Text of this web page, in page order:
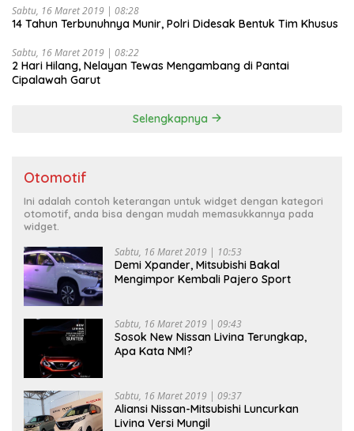
Sabtu, 16 Maret 2019 | 08:28
14 Tahun Terbunuhnya Munir, Polri Didesak Bentuk Tim Khusus
Sabtu, 16 Maret 2019 | 08:22
2 Hari Hilang, Nelayan Tewas Mengambang di Pantai
Cipalawah Garut
Selengkapnya
Otomotif
Ini adalah contoh keterangan untuk widget dengan kategori
otomotif, anda bisa dengan mudah memasukkannya pada
widget.
Sabtu, 16 Maret 2019 | 10:53
Demi Xpander, Mitsubishi Bakal
Mengimpor Kembali Pajero Sport
Sabtu, 16 Maret 2019 | 09:43
Sosok New Nissan Livina Terungkap,
Apa Kata NMI?
Sabtu, 16 Maret 2019 | 09:37
Aliansi Nissan-Mitsubishi Luncurkan
Livina Versi Mungil